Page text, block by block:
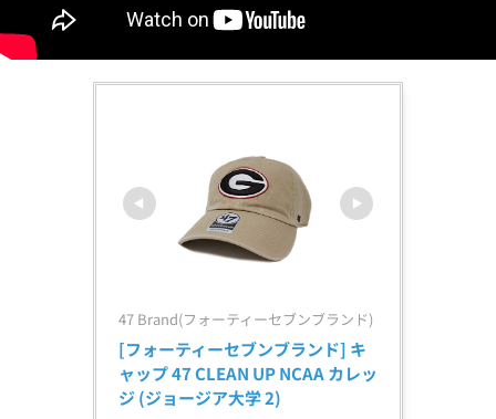
47 Brand(フォーティーセブンブランド)
[フォーティーセブンブランド] キ
ャップ 47 CLEAN UP NCAA カレッ
ジ (ジョージア大学 2)